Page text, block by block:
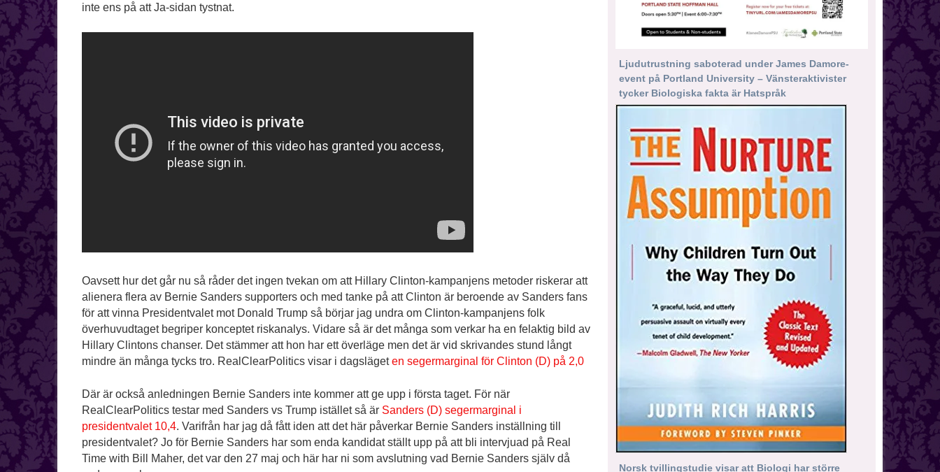
inte ens på att Ja-sidan tystnat.
Oavsett hur det går nu så råder det ingen tvekan om att Hillary Clinton-kampanjens metoder riskerar att
alienera flera av Bernie Sanders supporters och med tanke på att Clinton är beroende av Sanders fans
för att vinna Presidentvalet mot Donald Trump så börjar jag undra om Clinton-kampanjens folk
överhuvudtaget begriper konceptet riskanalys. Vidare så är det många som verkar ha en felaktig bild av
Hillary Clintons chanser. Det stämmer att hon har ett överläge men det är vid skrivandes stund långt
mindre än många tycks tro. RealClearPolitics visar i dagslägeten segermarginal för Clinton (D) på 2,0
Där är också anledningen Bernie Sanders inte kommer att ge upp i första taget. För när
RealClearPolitics testar med Sanders vs Trump istället så är Sanders (D) segermarginal i
presidentvalet 10,4. Varifrån har jag då fått iden att det här påverkar Bernie Sanders inställning till
presidentvalet? Jo för Bernie Sanders har som enda kandidat ställt upp på att bli intervjuad på Real
Time with Bill Maher, det var den 27 maj och här har ni som avslutning vad Bernie Sanders själv då
Ljudutrustning saboterad under James Damore-
event på Portland University – Vänsteraktivister
tycker Biologiska fakta är Hatspråk
Norsk tvillingstudie visar att Biologi har större